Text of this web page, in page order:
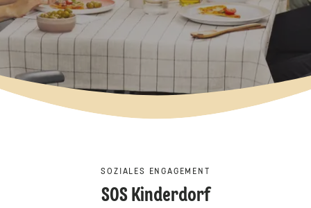
SOZIALES ENGAGEMENT
SOS Kinderdorf